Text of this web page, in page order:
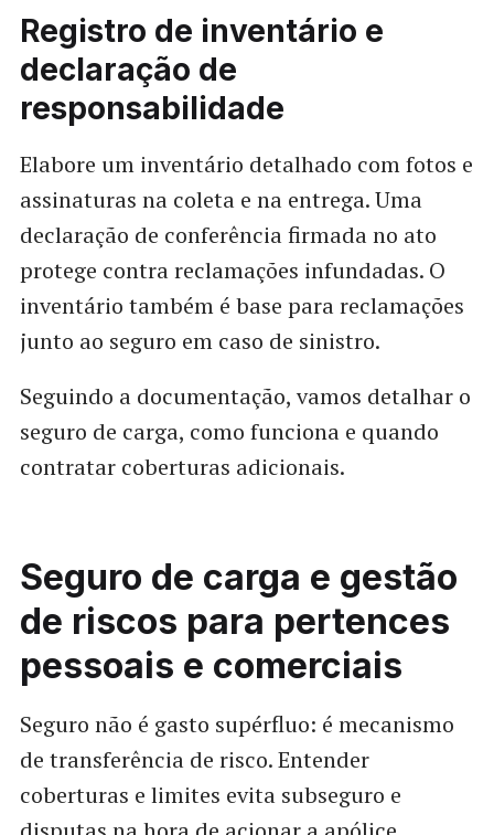
Registro de inventário e
declaração de
responsabilidade
Elabore um inventário detalhado com fotos e
assinaturas na coleta e na entrega. Uma
declaração de conferência firmada no ato
protege contra reclamações infundadas. O
inventário também é base para reclamações
junto ao seguro em caso de sinistro.
Seguindo a documentação, vamos detalhar o
seguro de carga, como funciona e quando
contratar coberturas adicionais.
Seguro de carga e gestão
de riscos para pertences
pessoais e comerciais
Seguro não é gasto supérfluo: é mecanismo
de transferência de risco. Entender
coberturas e limites evita subseguro e